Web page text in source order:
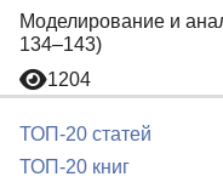
Моделирование и
134–143)
1204
ТОП-20 статей
ТОП-20 книг